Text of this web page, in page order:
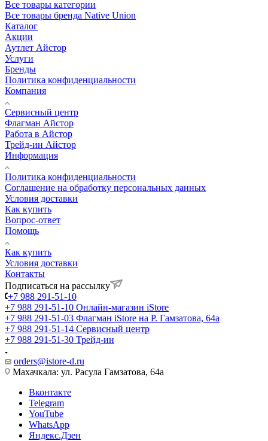
Все товары категории
Все товары бренда Native Union
Каталог
Акции
Аутлет Айстор
Услуги
Бренды
Политика конфиденциальности
Компания
Сервисный центр
Флагман Айстор
Работа в Айстор
Трейд-ин Айстор
Информация
Политика конфиденциальности
Соглашение на обработку персональных данных
Условия доставки
Как купить
Вопрос-ответ
Помощь
Как купить
Условия доставки
Контакты
Подписаться на рассылку
+7 988 291-51-10
+7 988 291-51-10 Онлайн-магазин iStore
+7 988 291-51-03 Флагман iStore на Р. Гамзатова, 64а
+7 988 291-51-14 Сервисный центр
+7 988 291-51-30 Трейд-ин
orders@istore-d.ru
Махачкала: ул. Расула Гамзатова, 64а
Вконтакте
Telegram
YouTube
WhatsApp
Яндекс.Дзен